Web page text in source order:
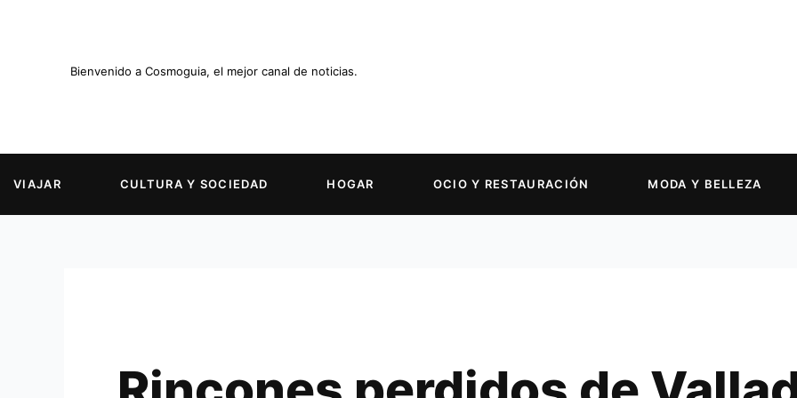
Bienvenido a Cosmoguia, el mejor canal de noticias.
VIAJAR CULTURA Y SOCIEDAD HOGAR OCIO Y RESTAURACIÓN MODA Y BELLEZA